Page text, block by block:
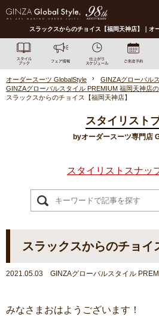
スラックスからのチョイス【福岡天神店】｜
オーダースーツ GlobalStyle
GINZAグローバル
GINZAグローバルスタイル PREMIUM 福岡天神店
スラックスからのチョイス【福岡天神店】
スタイリスト
byオーダースーツ専門店
スタイリストスナッ
スラックスからのチョイ
2021.05.03 GINZAグローバルスタイル
みなさまおはようございます！